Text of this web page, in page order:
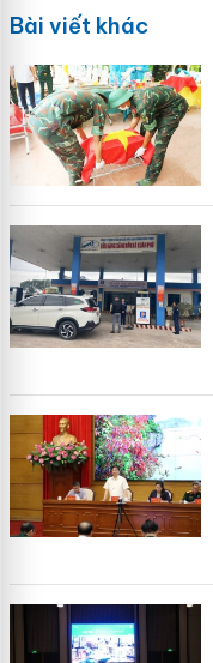
Bài viết khác